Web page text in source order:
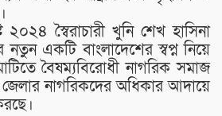
স্বৈরাচারী খুনি শেখ হাসিনা
একটি বাংলাদেশের স্বপ্ন নিয়ে
বৈষম্যবিরোধী নাগরিক সমাজ
জেলার নাগরিকদের অধিকার আদায়ে